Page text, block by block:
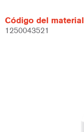
Código del material
1250043521